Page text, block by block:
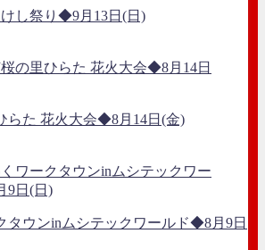
し祭り◆9月13日(日)
らた 花火大会◆8月14日(金)
タウンinムシテックワールド◆8月9日